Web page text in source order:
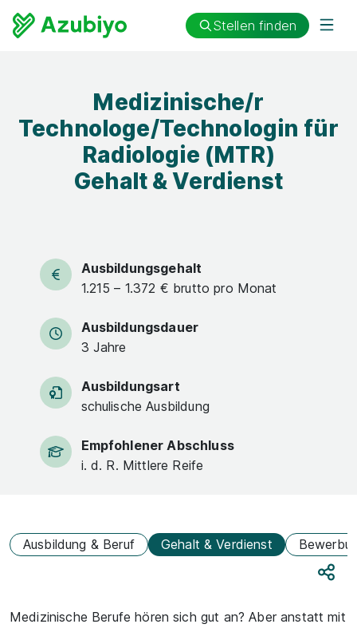
Stellen finden
Medizinische/r
Technologe/Technologin für
Radiologie (MTR)
Gehalt & Verdienst
Ausbildungsgehalt
1.215 – 1.372 € brutto pro Monat
Ausbildungsdauer
3 Jahre
Ausbildungsart
schulische Ausbildung
Empfohlener Abschluss
i. d. R. Mittlere Reife
Ausbildung & Beruf Gehalt & Verdienst
Medizinische Berufe hören sich gut an? Aber anstatt mit